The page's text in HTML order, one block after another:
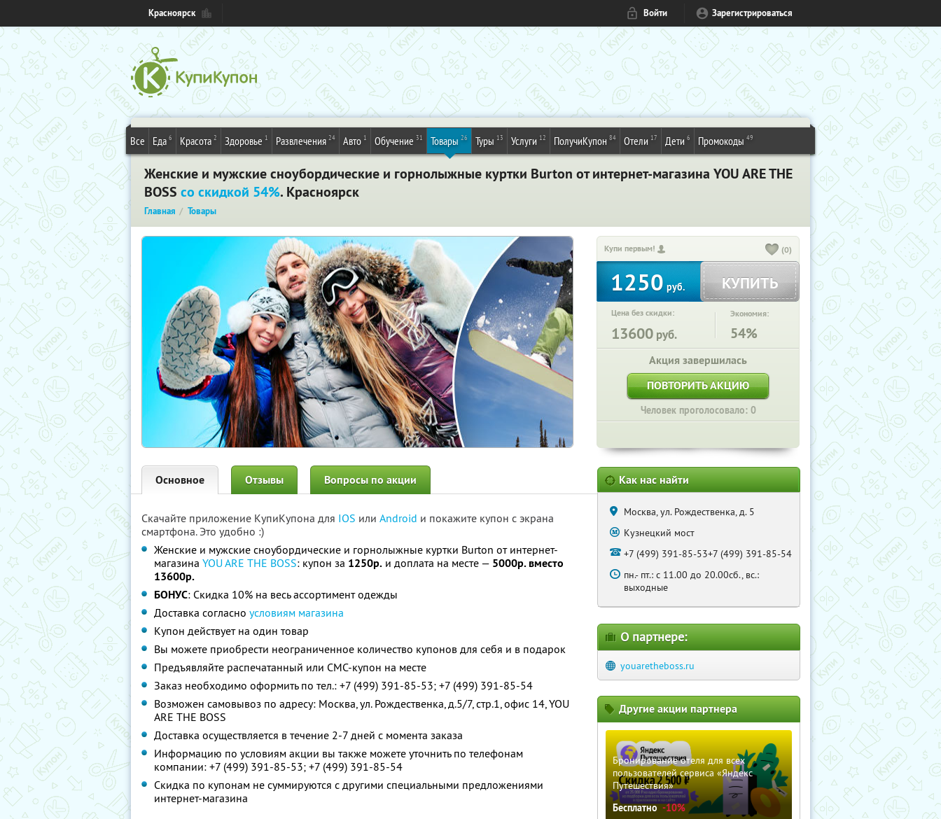
Красноярск Войти Зарегистрироваться
Все Еда 6 Красота 2 Здоровье 1 Развлечения 24 Авто 1 Обучение 31 Товары 26 Туры 13 Услуги 12 ПолучиКупон 84 Отели 17 Дети 6 Промокоды 49
Женские и мужские сноубордические и горнолыжные куртки Burton от интернет-магазина YOU ARE THE
BOSS со скидкой 54%. Красноярск
Главная Товары
Купи первым! (0)
1250руб. КУПИТЬ
Цена без скидки:
13600 руб.
Экономия:
54%
Акция завершилась
ПОВТОРИТЬ АКЦИЮ
Человек проголосовало: 0
Основное Отзывы Вопросы по акции
Скачайте приложение КупиКупона для IOS или Android и покажите купон с экрана
смартфона. Это удобно :)
Женские и мужские сноубордические и горнолыжные куртки Burton от интернет-
магазина YOU ARE THE BOSS: купон за 1250р. и доплата на месте — 5000р. вместо
13600р.
БОНУС: Скидка 10% на весь ассортимент одежды
Доставка согласно условиям магазина
Купон действует на один товар
Вы можете приобрести неограниченное количество купонов для себя и в подарок
Предъявляйте распечатанный или СМС-купон на месте
Заказ необходимо оформить по тел.: +7 (499) 391-85-53; +7 (499) 391-85-54
Возможен самовывоз по адресу: Москва, ул. Рождественка, д.5/7, стр.1, офис 14, YOU
ARE THE BOSS
Доставка осуществляется в течение 2-7 дней с момента заказа
Информацию по условиям акции вы также можете уточнить по телефонам
компании: +7 (499) 391-85-53; +7 (499) 391-85-54
Скидка по купонам не суммируются с другими специальными предложениями
интернет-магазина
Как нас найти
Москва, ул. Рождественка, д. 5
Кузнецкий мост
+7 (499) 391-85-53+7 (499) 391-85-54
пн.- пт.: с 11.00 до 20.00сб., вс.:
выходные
О партнере:
youaretheboss.ru
Другие акции партнера
Бронирование отеля для всех
пользователей сервиса «Яндекс
Путешествия»
Бесплатно -10%